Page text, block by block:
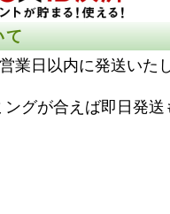
て
業日以内に発送いた
グが合えば即日発送